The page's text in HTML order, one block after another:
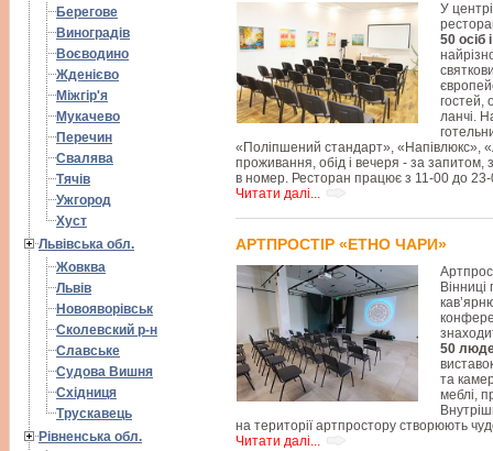
Берегове
Виноградів
Воєводино
Жденієво
Міжгір'я
Мукачево
Перечин
Свалява
Тячів
Ужгород
Хуст
Львівська обл.
Жовква
Львів
Новояворівськ
Сколевский р-н
Славське
Судова Вишня
Східниця
Трускавець
Рівненська обл.
У
50 осіб
гостей,
ланчі.
«Поліпшений стандарт», «Напівлюкс»,
проживання, обід і вечеря - за запитом,
в номер. Ресторан працює з 11-00 до 23-
Читати далі...
АРТПРОСТІР «ЕТНО ЧАРИ»
50
та
меблі,
на території артпростору створюють
Читати далі...